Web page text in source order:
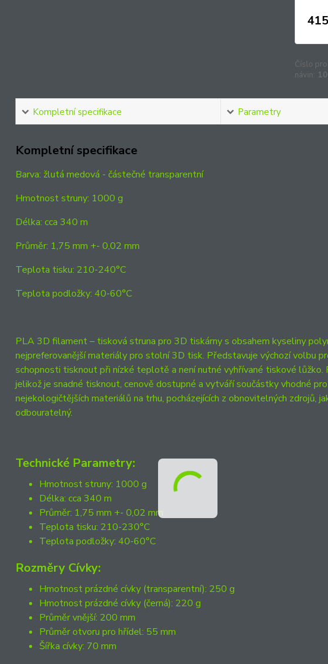
Číslo
návin:
Kompletní specifikace Parametry
Kompletní specifikace
Barva: žlutá medová - částečné transparentní
Hmotnost struny: 1000 g
Délka: cca 340 m
Průměr: 1,75 mm +- 0,02 mm
Teplota tisku: 210-240°C
Teplota podložky: 40-60°C
PLA 3D filament – tisková struna pro 3D tiskárny s obsahem kyseliny
nejpreferovanější materiály pro stolní 3D tisk. Představuje výchozí volbu
schopnosti tisknout při nízké teplotě a není nutné vyhřívané tiskové
jelikož je snadné tisknout, cenově dostupné a vytváří součástky vhodné
nejekologičtějších materiálů na trhu, pocházejících z obnovitelných zdrojů,
odbouratelný.
Technické Parametry:
Hmotnost struny: 1000 g
Délka: cca 340 m
Průměr: 1,75 mm +- 0,02 mm
Teplota tisku: 210-230°C
Teplota podložky: 40-60°C
Rozměry Cívky:
Hmotnost prázdné cívky (transparentní): 250 g
Hmotnost prázdné cívky (černá): 220 g
Průměr vnější: 200 mm
Průměr otvoru pro hřídel: 55 mm
Šířka cívky: 70 mm